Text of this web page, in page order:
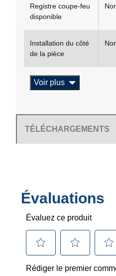
Registre coupe-feu
disponible
Installation du côté
de la pièce
Voir plus
TÉLÉCHARGEMENTS